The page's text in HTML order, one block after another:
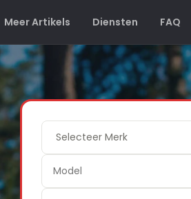
Meer Artikels Diensten FAQ